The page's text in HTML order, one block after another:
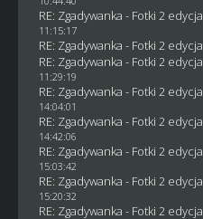
RE: Zgadywanka - Fotki 2 edycja
11:15:17
RE: Zgadywanka - Fotki 2 edycja
RE: Zgadywanka - Fotki 2 edycja
11:29:19
RE: Zgadywanka - Fotki 2 edycja
14:04:01
RE: Zgadywanka - Fotki 2 edycja
14:42:06
RE: Zgadywanka - Fotki 2 edycja
15:03:42
RE: Zgadywanka - Fotki 2 edycja
15:20:32
RE: Zgadywanka - Fotki 2 edycja